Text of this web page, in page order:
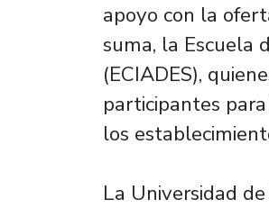
apoyo con la
suma, la Escuela
(ECIADES),
participantes
los
La Universidad